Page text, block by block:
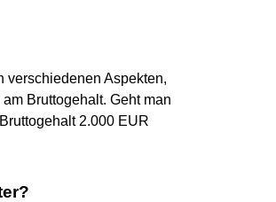
verschiedenen Aspekten,
Bruttogehalt. Geht man
2.000 EUR